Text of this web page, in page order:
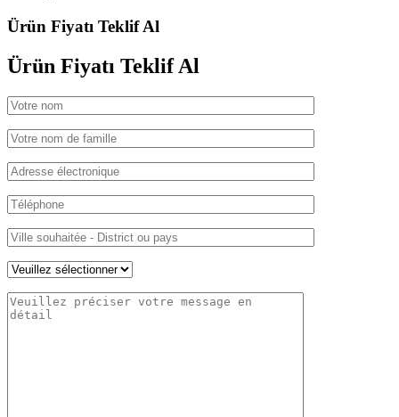
Ürün Fiyatı Teklif Al
Ürün Fiyatı Teklif Al